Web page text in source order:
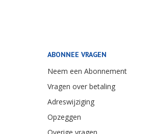
ABONNEE VRAGEN
Neem een Abonnement
Vragen over betaling
Adreswijziging
Opzeggen